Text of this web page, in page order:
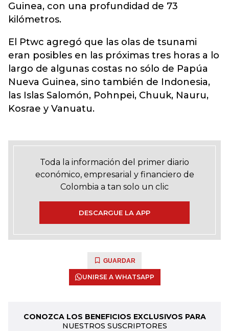
Guinea, con una profundidad de 73
kilómetros.
El Ptwc agregó que las olas de tsunami
eran posibles en las próximas tres horas a lo
largo de algunas costas no sólo de Papúa
Nueva Guinea, sino también de Indonesia,
las Islas Salomón, Pohnpei, Chuuk, Nauru,
Kosrae y Vanuatu.
Toda la información del primer diario
económico, empresarial y financiero de
Colombia a tan solo un clic
DESCARGUE LA APP
GUARDAR
UNIRSE A WHATSAPP
CONOZCA LOS BENEFICIOS EXCLUSIVOS PARA
NUESTROS SUSCRIPTORES